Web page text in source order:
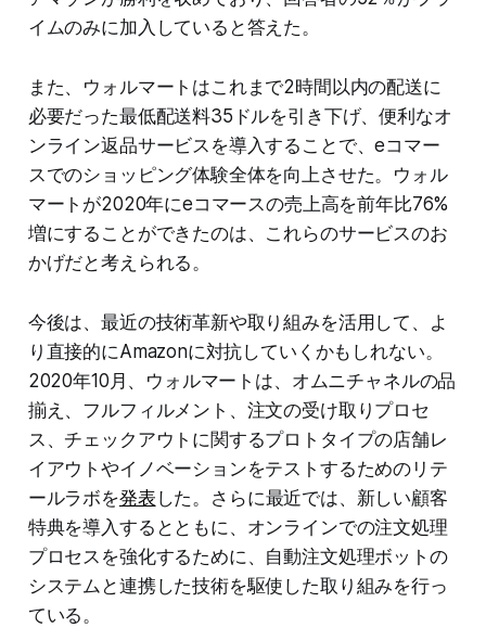
イムのみに加入していると答えた。
また、ウォルマートはこれまで2時間以内の配送に
必要だった最低配送料35ドルを引き下げ、便利なオ
ンライン返品サービスを導入することで、eコマー
スでのショッピング体験全体を向上させた。ウォル
マートが2020年にeコマースの売上高を前年比76%
増にすることができたのは、これらのサービスのお
かげだと考えられる。
今後は、最近の技術革新や取り組みを活用して、よ
り直接的にAmazonに対抗していくかもしれない。
2020年10月、ウォルマートは、オムニチャネルの品
揃え、フルフィルメント、注文の受け取りプロセ
ス、チェックアウトに関するプロトタイプの店舗レ
イアウトやイノベーションをテストするためのリテ
ールラボを発表 した。さらに最近では、新しい顧客
特典を導入するとともに、オンラインでの注文処理
プロセスを強化するために、自動注文処理ボットの
システムと連携した技術を駆使した取り組みを行っ
ている。